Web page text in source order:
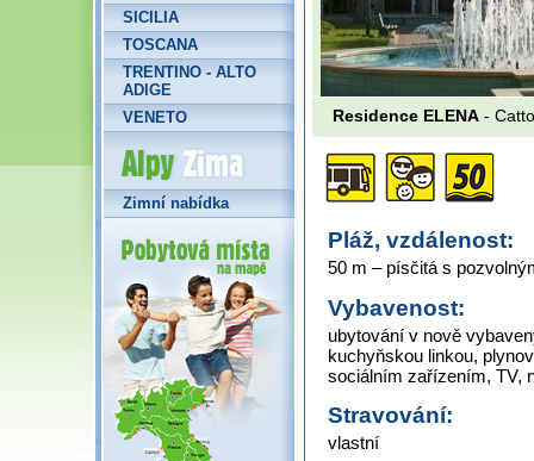
Residence ELENA -
Pláž, vzdálenost:
50 m – písčitá s
Vybavenost:
ubytování v nově
kuchyňskou linkou,
sociálním zařízením, TV,
Stravování:
vlastní
SICILIA
TOSCANA
TRENTINO - ALTO
ADIGE
VENETO
Alpy Zima
Zimní nabídka